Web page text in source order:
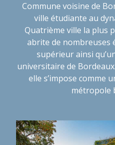
Commune voisine de
ville étudiante au
Quatrième ville la plus
abrite de nombreuses
supérieur ainsi
universitaire de
elle s’impose comme
métropole